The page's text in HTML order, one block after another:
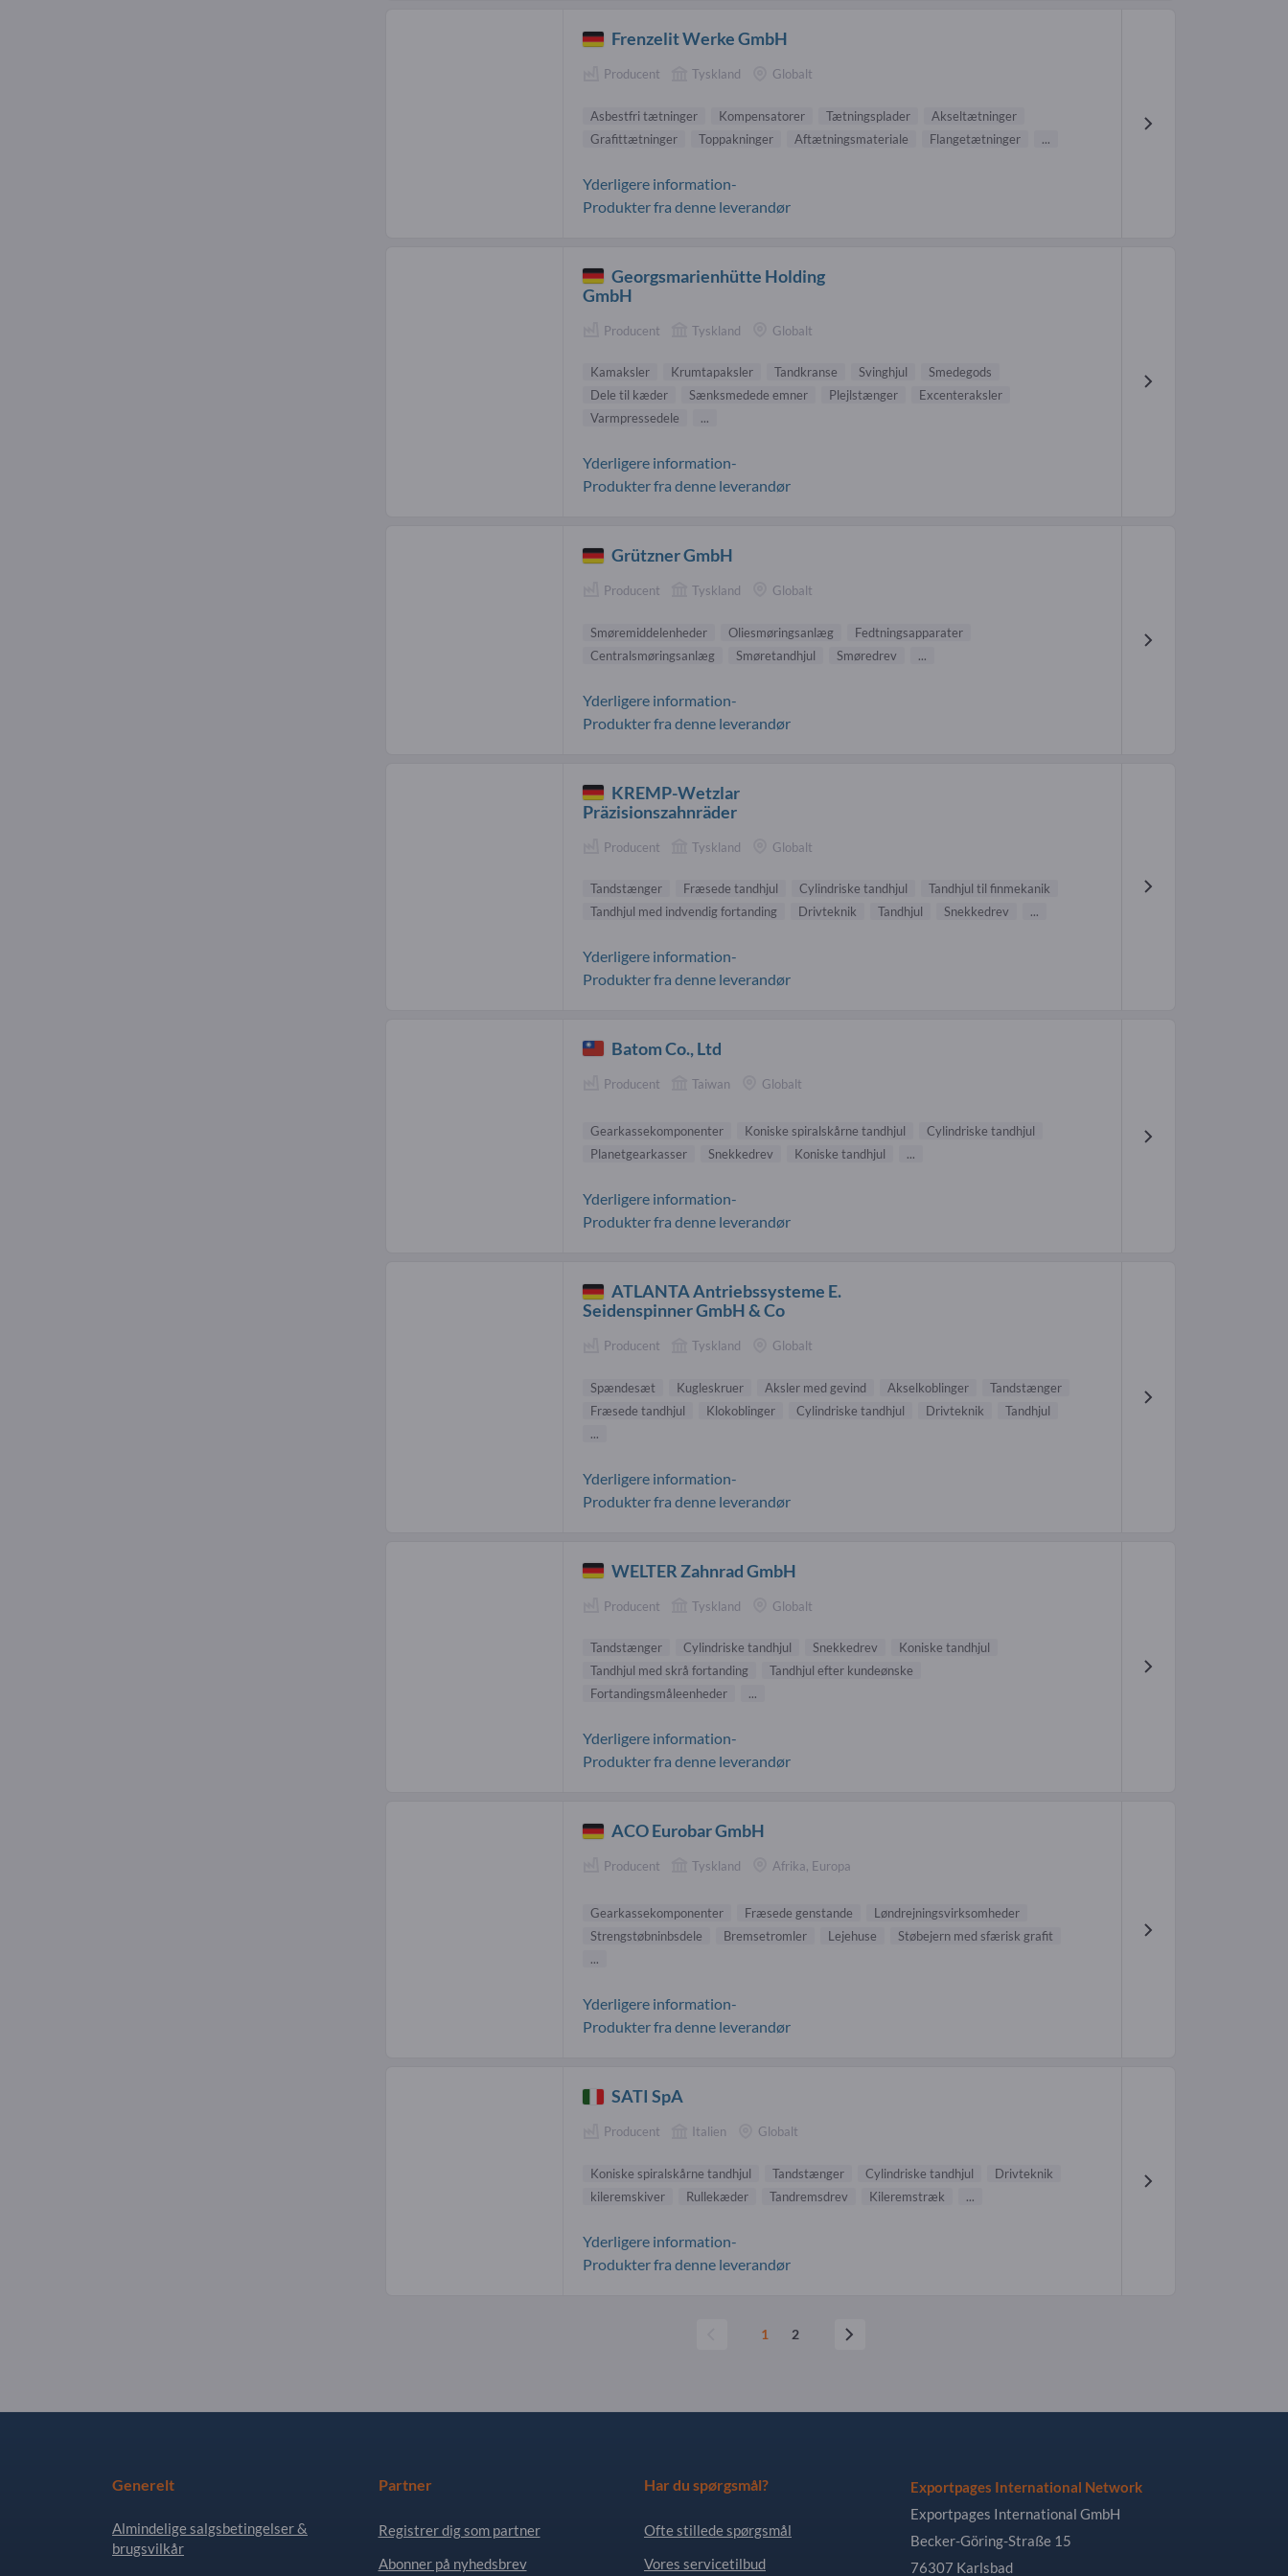
Frenzelit Werke GmbH
Producent Tyskland Globalt
Asbestfri tætninger Kompensatorer Tætningsplader
Akseltætninger
Grafittætninger
Toppakninger Aftætningsmateriale Flangetætninger ...
Yderligere information-
Produkter fra denne leverandør
Georgsmarienhütte Holding
GmbH
Producent Tyskland Globalt
Kamaksler Krumtapaksler Tandkranse Svinghjul
Smedegods
Dele til kæder
Sænksmedede emner Plejlstænger
Excenteraksler
Varmpressedele
...
Yderligere information-
Produkter fra denne leverandør
Grützner GmbH
Producent Tyskland Globalt
Smøremiddelenheder Oliesmøringsanlæg
Fedtningsapparater
Centralsmøringsanlæg
Smøretandhjul Smøredrev ...
Yderligere information-
Produkter fra denne leverandør
KREMP-Wetzlar
Präzisionszahnräder
Producent Tyskland Globalt
Tandstænger Fræsede tandhjul Cylindriske tandhjul
Tandhjul til finmekanik
Tandhjul med indvendig fortanding
Drivteknik Tandhjul Snekkedrev ...
Yderligere information-
Produkter fra denne leverandør
Batom Co., Ltd
Producent Taiwan Globalt
Gearkassekomponenter Koniske spiralskårne tandhjul
Cylindriske tandhjul
Planetgearkasser
Snekkedrev Koniske tandhjul ...
Yderligere information-
Produkter fra denne leverandør
ATLANTA Antriebssysteme E.
Seidenspinner GmbH & Co
Producent Tyskland Globalt
Spændesæt Kugleskruer Aksler med gevind Akselkoblinger
Tandstænger
Fræsede tandhjul
Klokoblinger Cylindriske tandhjul Drivteknik
Tandhjul
...
Yderligere information-
Produkter fra denne leverandør
WELTER Zahnrad GmbH
Producent Tyskland Globalt
Tandstænger Cylindriske tandhjul Snekkedrev
Koniske tandhjul
Tandhjul med skrå fortanding
Tandhjul efter kundeønske
Fortandingsmåleenheder
...
Yderligere information-
Produkter fra denne leverandør
ACO Eurobar GmbH
Producent Tyskland Afrika, Europa
Gearkassekomponenter Fræsede genstande
Løndrejningsvirksomheder
Strengstøbninbsdele
Bremsetromler Lejehuse
Støbejern med sfærisk grafit
...
Yderligere information-
Produkter fra denne leverandør
SATI SpA
Producent Italien Globalt
Koniske spiralskårne tandhjul Tandstænger Cylindriske tandhjul
Drivteknik
kileremskiver
Rullekæder Tandremsdrev Kileremstræk ...
Yderligere information-
Produkter fra denne leverandør
1 2
Generelt
Almindelige salgsbetingelser &
brugsvilkår
Partner
Registrer dig som partner
Abonner på nyhedsbrev
Har du spørgsmål?
Ofte stillede spørgsmål
Vores servicetilbud
Exportpages International Network
Exportpages International GmbH
Becker-Göring-Straße 15
76307 Karlsbad